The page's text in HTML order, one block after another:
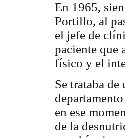
En 1965,
Portillo, al
el jefe de
paciente que
físico y el
Se trataba
en ese
de la